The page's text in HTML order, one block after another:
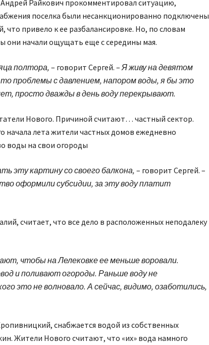
Райкович прокомментировал ситуацию,
поселка были несанкционированно подключены
что привело к ее разбалансировке. Но, по словам
они начали ощущать еще с середины мая.
полтора,– говорит Сергей. –Я живу на девятом
проблемы с давлением, напором воды, я бы это
просто дважды в день воду перекрывают.
Нового. Причиной считают… частный сектор.
начала лета жители частных домов ежедневно
воды на свои огороды
эту картину со своего балкона, – говорит Сергей. –
оформили субсидии, за эту воду платит
считает, что все дело в расположенных неподалеку
чтобы на Лелековке ее меньше воровали.
и поливают огороды. Раньше воду не
это не волновало. А сейчас, видимо, озаботились,
снабжается водой из собственных
Жители Нового считают, что «их» вода намного